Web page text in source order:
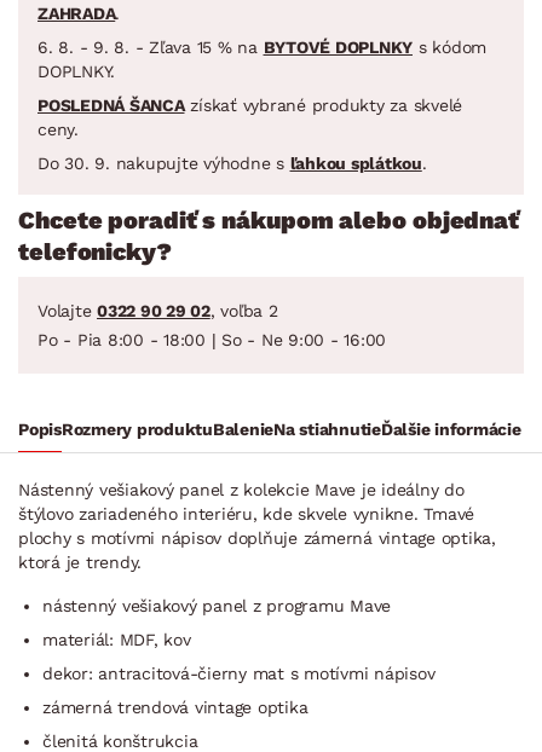
ZAHRADA.
6. 8. - 9. 8. - Zľava 15 % na BYTOVÉ DOPLNKY s kódom
DOPLNKY.
POSLEDNÁ ŠANCAzískať vybrané produkty za skvelé
ceny.
Do 30. 9. nakupujte výhodne s ľahkou splátkou.
Chcete poradiť s nákupom alebo objednať
telefonicky?
Volajte 0322 90 29 02, voľba 2
Po - Pia 8:00 - 18:00 | So - Ne 9:00 - 16:00
PopisRozmery produktuBalenieNa stiahnutieĎalšie informácie
Nástenný vešiakový panel z kolekcie Mave je ideálny do
štýlovo zariadeného interiéru, kde skvele vynikne. Tmavé
plochy s motívmi nápisov doplňuje zámerná vintage optika,
ktorá je trendy.
nástenný vešiakový panel z programu Mave
materiál: MDF, kov
dekor: antracitová-čierny mat s motívmi nápisov
zámerná trendová vintage optika
členitá konštrukcia